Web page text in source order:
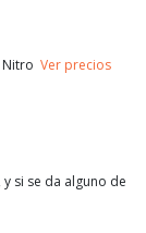
Ver precios
, y si se da alguno de